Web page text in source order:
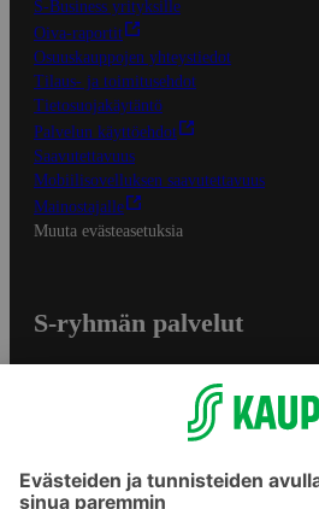
S-Business yrityksille
Oiva-raportit
Osuuskauppojen yhteystiedot
Tilaus- ja toimitusehdot
Tietosuojakäytäntö
Palvelun käyttöehdot
Saavutettavuus
Mobiilisovelluksen saavutettavuus
Mainostajalle
Muuta evästeasetuksia
S-ryhmän palvelut
Yhteishyvä Ruoka -sovellus
S-ostoslista -sovellus
Prisma.fi